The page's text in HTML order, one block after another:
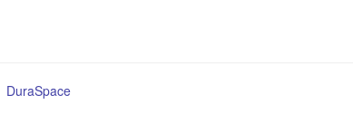
DuraSpace